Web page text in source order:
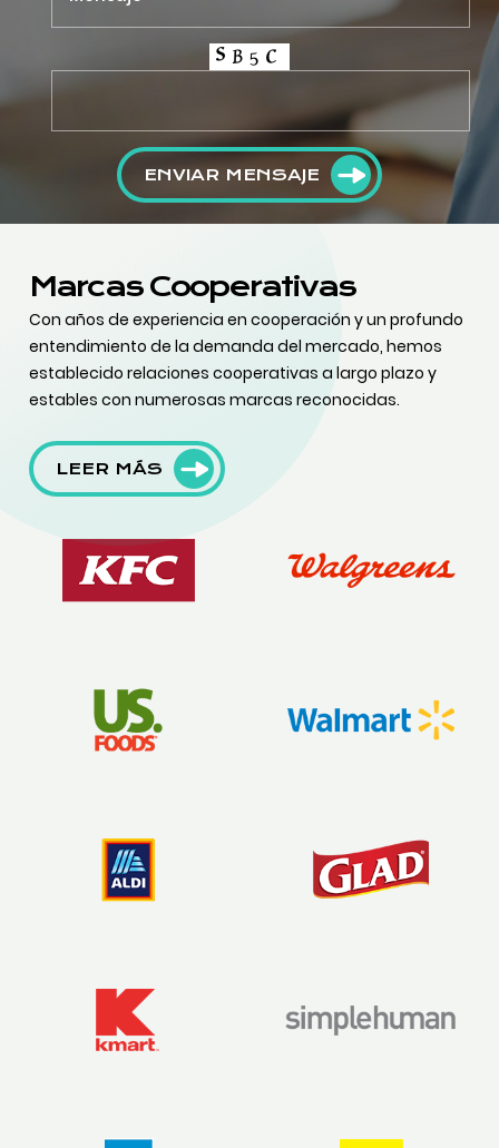
ENVIAR MENSAJE
Marcas Cooperativas
Con años de experiencia en cooperación y un profundo
entendimiento de la demanda del mercado, hemos
establecido relaciones cooperativas a largo plazo y
estables con numerosas marcas reconocidas.
LEER MÁS